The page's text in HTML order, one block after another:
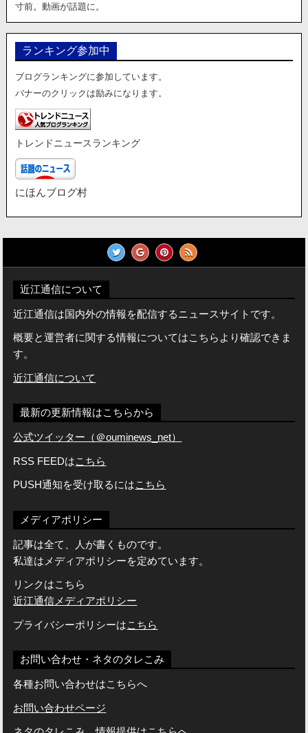
寸前。動画が話題に。
ランキング参加中
ブログランキングに参加しています。
バナーのクリックは励みになります。
トレンドニュースランキング
にほんブログ村
近江通信について
近江通信は国内外の情報を配信するニュースサイトです。
概要と運営者に関する情報についてはこちらより確認できま
す。
近江通信について
最新の更新情報はこちらから
公式ツイッター（＠ouminews_net）
RSS FEEDはこちら
PUSH通知を受け取るにはこちら
メディアポリシー
記事は全て、人が書くものです。
私達はメディアポリシーを定めています。
リンクはこちら
近江通信メディアポリシー
プライバシーポリシーはこちら
お問い合わせ・ネタのタレこみ
各種お問い合わせはこちらへ
お問い合わせページ